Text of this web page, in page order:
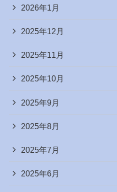
2026年1月
2025年12月
2025年11月
2025年10月
2025年9月
2025年8月
2025年7月
2025年6月